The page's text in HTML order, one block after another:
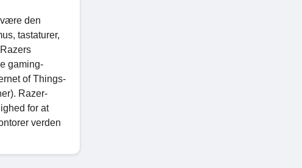
den
tastaturer,
gaming-
of Things-
Razer-
for at
verden